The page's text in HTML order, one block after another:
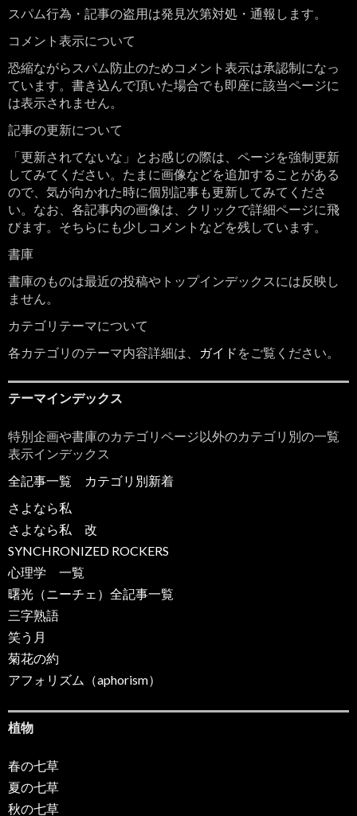
スパム行為・記事の盗用は発見次第対処・通報します。
コメント表示について
恐縮ながらスパム防止のためコメント表示は承認制になっ
ています。書き込んで頂いた場合でも即座に該当ページに
は表示されません。
記事の更新について
「更新されてないな」とお感じの際は、ページを強制更新
してみてください。たまに画像などを追加することがある
ので、気が向かれた時に個別記事も更新してみてくださ
い。なお、各記事内の画像は、クリックで詳細ページに飛
びます。そちらにも少しコメントなどを残しています。
書庫
書庫のものは最近の投稿やトップインデックスには反映し
ません。
カテゴリテーマについて
各カテゴリのテーマ内容詳細は、
ガイド をご覧ください。
テーマインデックス
特別企画や書庫のカテゴリページ以外のカテゴリ別の一覧
表示インデックス
全記事一覧
カテゴリ別新着
さよなら私
さよなら私 改
SYNCHRONIZED ROCKERS
心理学 一覧
曙光（ニーチェ）全記事一覧
三字熟語
笑う月
菊花の約
アフォリズム（aphorism）
植物
春の七草
夏の七草
秋の七草